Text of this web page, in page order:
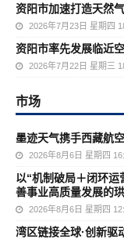
资阳市加速打造天然
2026年7月23日 星期四
资阳市率先发展临近
2026年7月22日 星期三
市场
墨迹天气携手西藏航
2026年8月6日 星期四
以“机制破局＋闭环
善事业高质量发展的
2026年8月6日 星期四
湾区链接全球·创新驱